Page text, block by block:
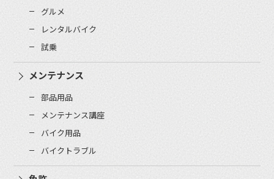
グルメ
レンタルバイク
試乗
メンテナンス
部品用品
メンテナンス講座
バイク用品
バイクトラブル